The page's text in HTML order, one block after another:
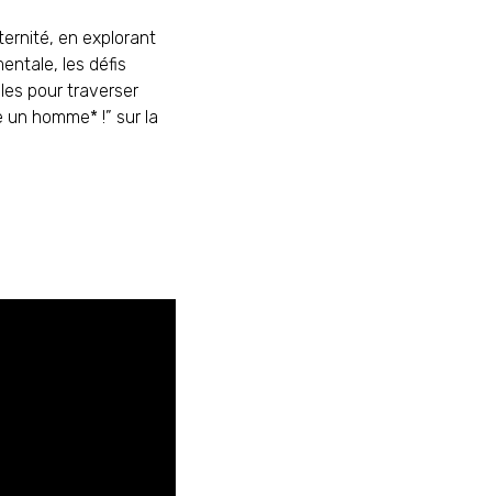
en explorant
les défis
pour traverser
homme* !” sur la